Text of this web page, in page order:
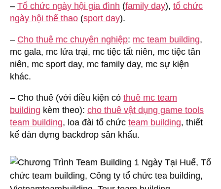
– Tổ chức ngày hội gia đình (family day), tổ chức
ngày hội thể thao (sport day).
– Cho thuê mc chuyên nghiệp: mc team building,
mc gala, mc lửa trại, mc tiệc tất niên, mc tiệc tân
niên, mc sport day, mc family day, mc sự kiện
khác.
– Cho thuê (với điều kiện có thuê mc team
building kèm theo): cho thuê vật dụng game tools
team building, loa đài tổ chức team building, thiết
kế dàn dựng backdrop sân khấu.